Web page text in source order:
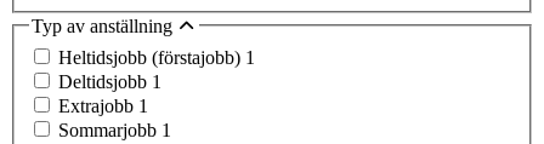
Typ av anställning
Heltidsjobb (förstajobb) 1
Deltidsjobb 1
Extrajobb 1
Sommarjobb 1